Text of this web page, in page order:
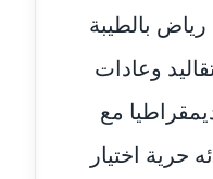
بالطيبة
وعادات
مع
حرية اختيار